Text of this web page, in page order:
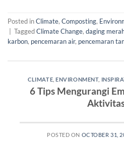
Posted inClimate, Composting,
TaggedClimate Change, daging
karbon, pencemaran air, pencemaran
CLIMATE ,ENVIRONMENT,
6 Tips Mengurangi
POSTED ON OCTOBER 31,